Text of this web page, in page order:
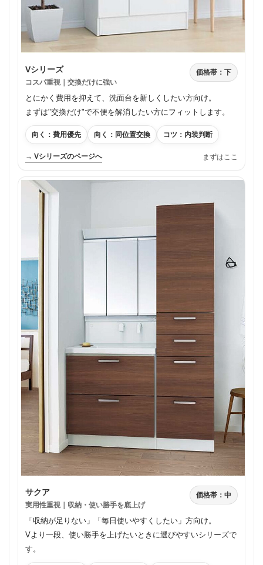
Vシリーズ
コスパ重視｜交換だけに強い
価格帯：下
とにかく費用を抑えて、洗面台を新しくしたい方向け。
まずは"交換だけ"で不便を解消したい方にフィットします。
向く：費用優先 向く：同位置交換 コツ：内装判断
→ Vシリーズのページへ まずはここ
サクア
実用性重視｜収納・使い勝手を底上げ
価格帯：中
「収納が足りない」「毎日使いやすくしたい」方向け。
Vより一段、使い勝手を上げたいときに選びやすいシリーズで
す。